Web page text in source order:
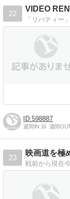
22
VIDEO
598887
週間IN:16 週間
23
映画道を極